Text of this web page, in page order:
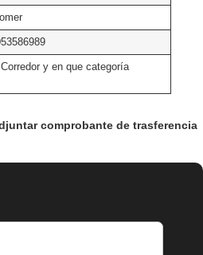
y en que categoría
comprobante de trasferencia